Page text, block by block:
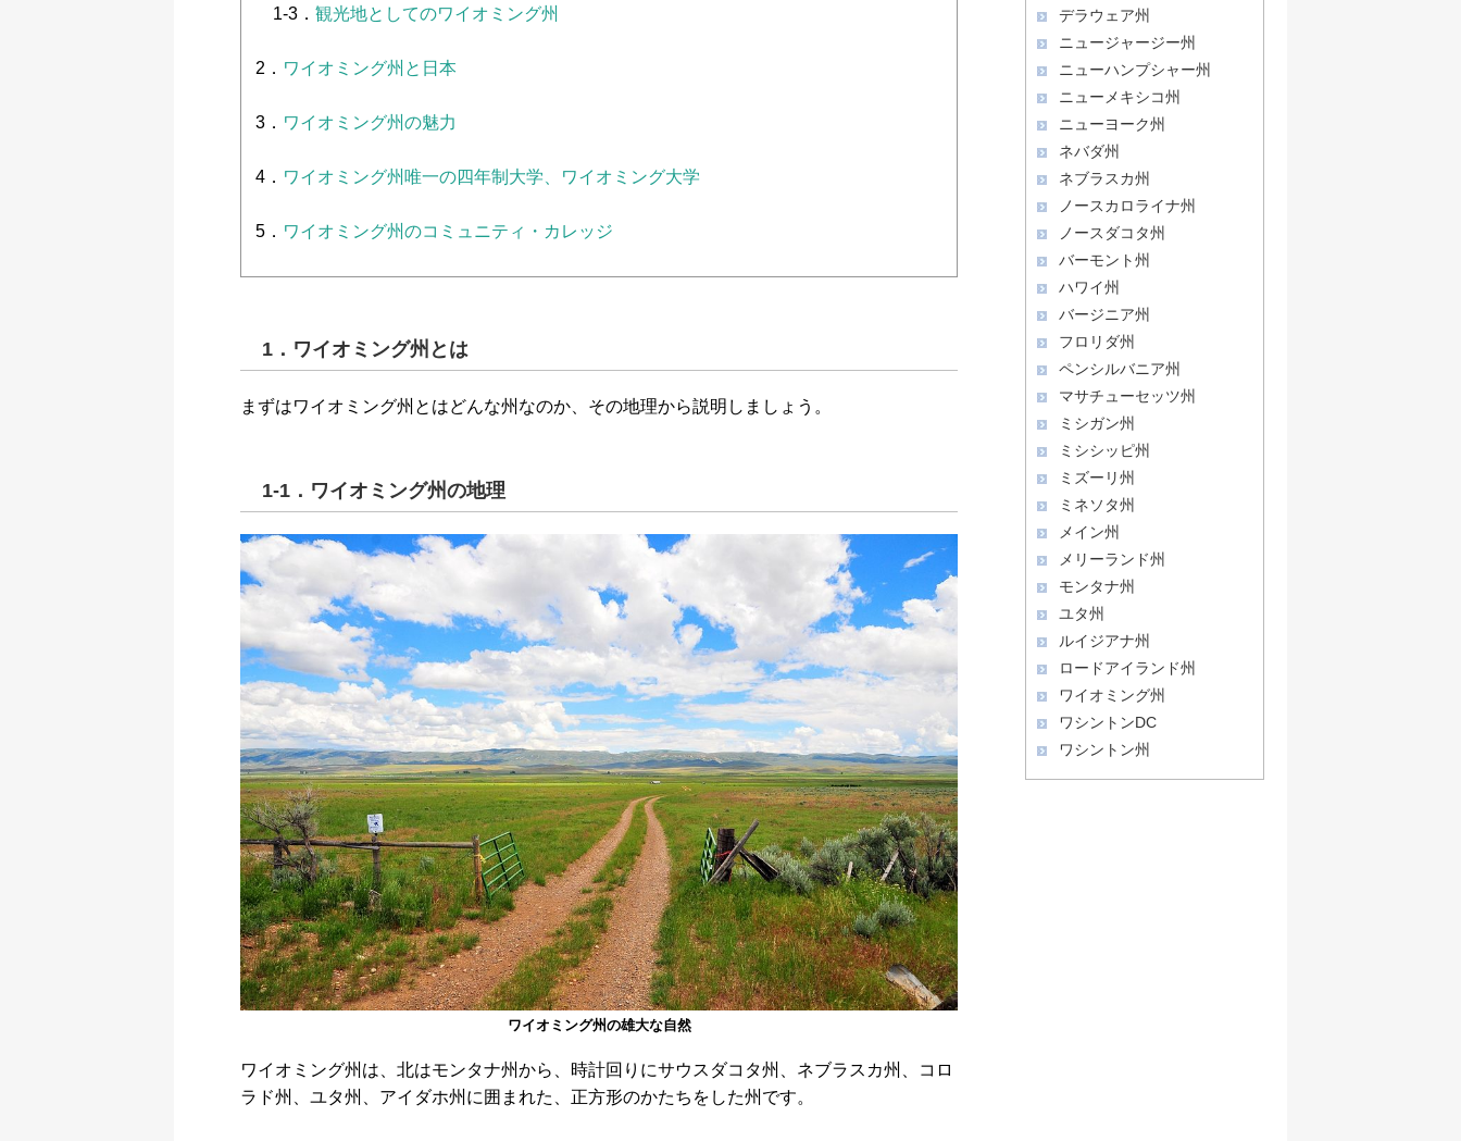
1-3． 観光地としてのワイオミング州
2． ワイオミング州と日本
3． ワイオミング州の魅力
4． ワイオミング州唯一の四年制大学、ワイオミング大学
5． ワイオミング州のコミュニティ・カレッジ
1．ワイオミング州とは
まずはワイオミング州とはどんな州なのか、その地理から説明しましょう。
1-1．ワイオミング州の地理
ワイオミング州の雄大な自然
ワイオミング州は、北はモンタナ州から、時計回りにサウスダコタ州、ネブラスカ州、コロ
ラド州、ユタ州、アイダホ州に囲まれた、正方形のかたちをした州です。
デラウェア州
ニュージャージー州
ニューハンプシャー州
ニューメキシコ州
ニューヨーク州
ネバダ州
ネブラスカ州
ノースカロライナ州
ノースダコタ州
バーモント州
ハワイ州
バージニア州
フロリダ州
ペンシルバニア州
マサチューセッツ州
ミシガン州
ミシシッピ州
ミズーリ州
ミネソタ州
メイン州
メリーランド州
モンタナ州
ユタ州
ルイジアナ州
ロードアイランド州
ワイオミング州
ワシントンDC
ワシントン州